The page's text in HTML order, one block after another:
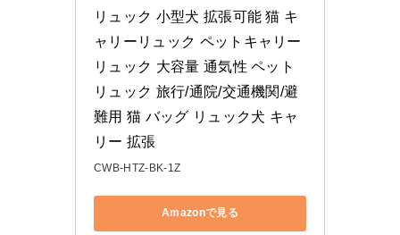
リュック 小型犬 拡張可能 猫 キ
ャリーリュック ペットキャリー
リュック 大容量 通気性 ペット
リュック 旅行/通院/交通機関/避
難用 猫 バッグ リュック犬 キャ
リー 拡張
CWB-HTZ-BK-1Z
Amazonで見る